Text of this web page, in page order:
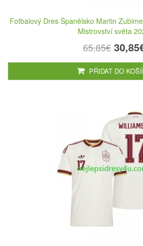
Fotbalový Dres Španělsko Martin
Mistrovství světa
65,85€
PŘIDAT DO